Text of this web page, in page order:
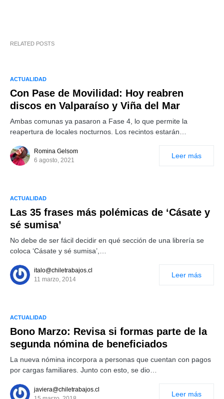
RELATED POSTS
ACTUALIDAD
Con Pase de Movilidad: Hoy reabren
discos en Valparaíso y Viña del Mar
Ambas comunas ya pasaron a Fase 4, lo que permite la
reapertura de locales nocturnos. Los recintos estarán…
Romina Gelsom
6 agosto, 2021
Leer más
ACTUALIDAD
Las 35 frases más polémicas de ‘Cásate y
sé sumisa’
No debe de ser fácil decidir en qué sección de una librería se
coloca ‘Cásate y sé sumisa’,…
italo@chiletrabajos.cl
11 marzo, 2014
Leer más
ACTUALIDAD
Bono Marzo: Revisa si formas parte de la
segunda nómina de beneficiados
La nueva nómina incorpora a personas que cuentan con pagos
por cargas familiares. Junto con esto, se dio…
javiera@chiletrabajos.cl
Leer más